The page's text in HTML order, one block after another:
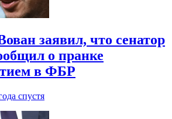
заявил, что сенатор
о пранке
в ФБР
спустя